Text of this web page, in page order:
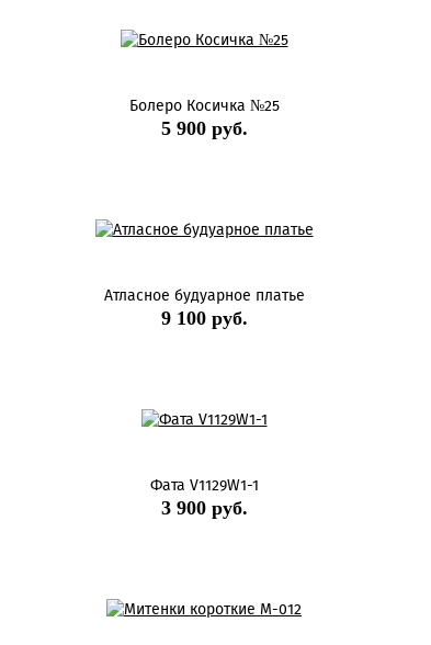
Болеро Косичка №25
5 900 руб.
Атласное будуарное платье
9 100 руб.
Фата V1129W1-1
3 900 руб.